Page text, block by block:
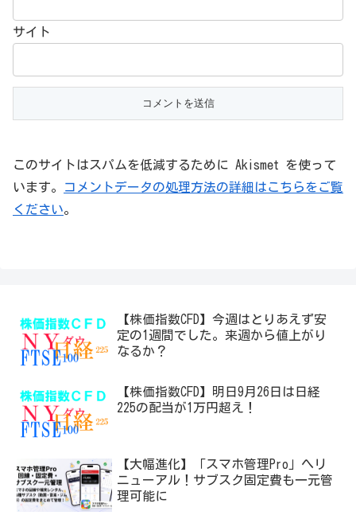
サイト
このサイトはスパムを低減するために Akismet を使って
います。
コメントデータの処理方法の詳細はこちらをご覧
ください。
【株価指数CFD】今週はとりあえず安
定の1週間でした。来週から値上がり
なるか？
【株価指数CFD】明日9月26日は日経
225の配当が1万円超え！
【大幅進化】「スマホ管理Pro」へリ
ニューアル！サブスク固定費も一元管
理可能に